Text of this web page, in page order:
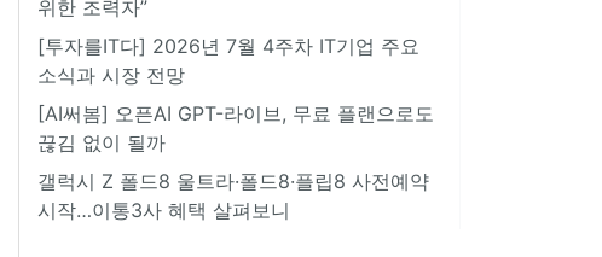
위한 조력자”
[투자를IT다] 2026년 7월 4주차 IT기업 주요
소식과 시장 전망
[AI써봄] 오픈AI GPT-라이브, 무료 플랜으로도
끊김 없이 될까
갤럭시 Z 폴드8 울트라·폴드8·플립8 사전예약
시작…이통3사 혜택 살펴보니